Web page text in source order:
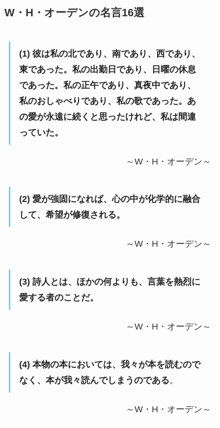
W・H・オーデンの名言16選
(1) 彼は私の北であり、南であり、西であり、
東であった。私の出勤日であり、日曜の休息
であった。私の正午であり、真夜中であり、
私のおしゃべりであり、私の歌であった。あ
の愛が永遠に続くと思ったけれど、私は間違
っていた。
～W・H・オーデン～
(2) 愛が強固になれば、心の中が化学的に融合
して、希望が修復される。
～W・H・オーデン～
(3) 詩人とは、ほかの何よりも、言葉を熱烈に
愛する者のことだ。
～W・H・オーデン～
(4) 本物の本においては、我々が本を読むので
なく、本が我々読んでしまうのである。
～W・H・オーデン～